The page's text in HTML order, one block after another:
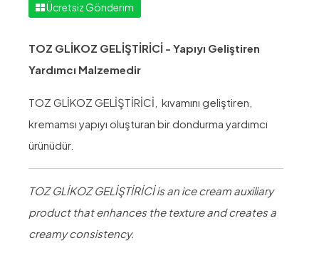
Ücretsiz Gönderim
TOZ GLİKOZ GELİŞTİRİCİ - Yapıyı Geliştiren
Yardımcı Malzemedir
TOZ GLİKOZ GELİŞTİRİCİ, kıvamını geliştiren,
kremamsı yapıyı oluşturan bir dondurma yardımcı
ürünüdür.
TOZ GLİKOZ GELİŞTİRİCİ is an ice cream auxiliary
product that enhances the texture and creates a
creamy consistency.